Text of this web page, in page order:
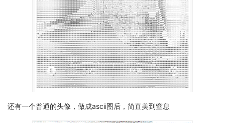
还有一个普通的头像，做成ascii图后，简直美到窒息